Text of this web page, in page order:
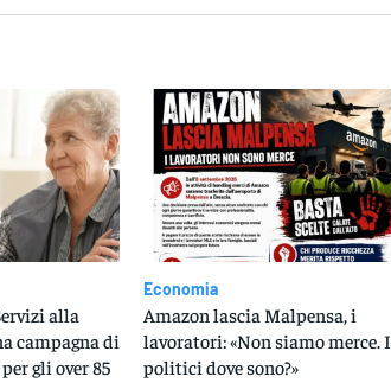
alla
campagna di
gli over 85
Economia
Amazon lascia Malpensa, i
lavoratori: «Non siamo merce. I
politici dove sono?»